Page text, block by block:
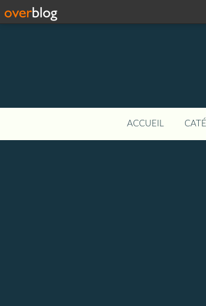
ACCUEIL